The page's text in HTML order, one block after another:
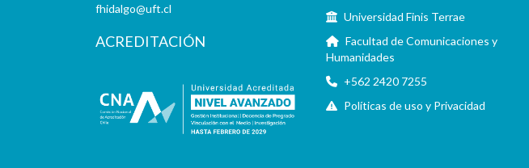
fhidalgo@uft.cl
ACREDITACIÓN
Universidad Finis Terrae
Facultad de Comunicaciones y
Humanidades
+562 2420 7255
Políticas de uso y Privacidad